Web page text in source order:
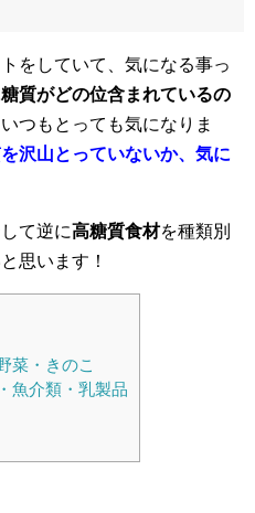
をしていて、気になる事っ
質がどの位含まれているの
つもとっても気になりま
沢山とっていないか、気に
て逆に高糖質食材を種類別
思います！
菜・きのこ
魚介類・乳製品